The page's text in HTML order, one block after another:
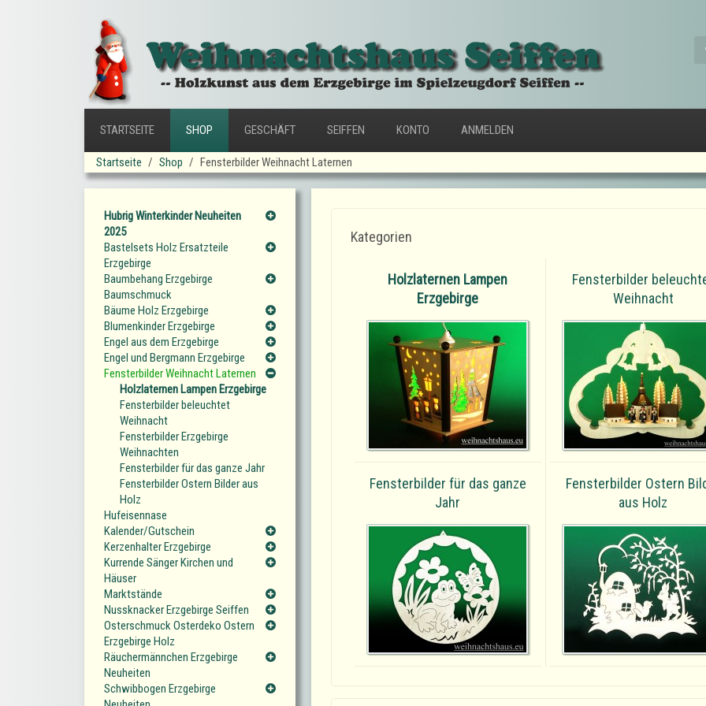
STARTSEITE SHOP GESCHÄFT SEIFFEN KONTO ANMELDEN
Startseite Shop Fensterbilder Weihnacht Laternen
Kategorien
Holzlaternen Lampen
Erzgebirge
Fensterbilder
Weihnacht
Fensterbilder für das ganze
Jahr
Fensterbilder Ostern
aus Holz
Hubrig Winterkinder Neuheiten
2025
Bastelsets Holz Ersatzteile
Erzgebirge
Baumbehang Erzgebirge
Baumschmuck
Bäume Holz Erzgebirge
Blumenkinder Erzgebirge
Engel aus dem Erzgebirge
Engel und Bergmann Erzgebirge
Fensterbilder Weihnacht Laternen
Holzlaternen Lampen Erzgebirge
Fensterbilder beleuchtet
Weihnacht
Fensterbilder Erzgebirge
Weihnachten
Fensterbilder für das ganze Jahr
Fensterbilder Ostern Bilder aus
Holz
Hufeisennase
Kalender/Gutschein
Kerzenhalter Erzgebirge
Kurrende Sänger Kirchen und
Häuser
Marktstände
Nussknacker Erzgebirge Seiffen
Osterschmuck Osterdeko Ostern
Erzgebirge Holz
Räuchermännchen Erzgebirge
Neuheiten
Schwibbogen Erzgebirge